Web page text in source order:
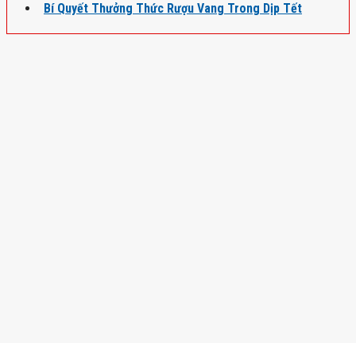
Bí Quyết Thưởng Thức Rượu Vang Trong Dịp Tết